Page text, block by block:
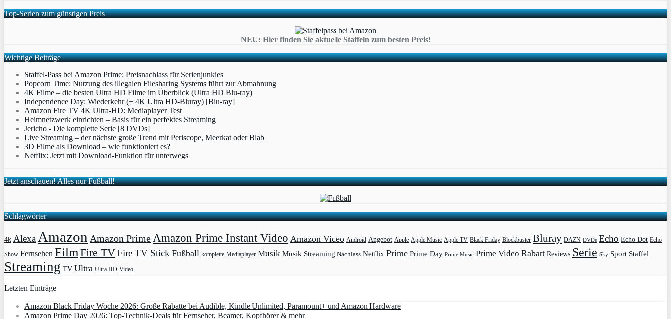
Top-Serien zum günstigen Preis
NEU: Hier finden Sie aktuelle Staffeln zum besten Preis!
Wichtige Beiträge
Staffel-Pass bei Amazon Prime: Preisnachlass für Serienjunkies
Popcorn Time: Nutzung des illegalen Filesharing Systems führt zur Abmahnung
4K Filme – die besten Ultra HD Filme im Überblick (Ultra HD Blu-ray)
Independence Day: Wiederkehr (+ 4K Ultra HD-Bluray) [Blu-ray]
Amazon Fire TV 4K Ultra-HD: Mediaplayer Test
Heimnetzwerk einrichten – Basis für ein perfektes Streaming
Jericho - Die komplette Serie [8 DVDs]
Live Streaming – der nächste große Trend mit Periscope, Meerkat oder Blab
3D Filme als Download – wie funktioniert es?
Netflix: Jetzt mit Download-Funktion für unterwegs
Jetzt anschauen! Alles nur Fußball!
Schlagwörter
4k AlexaAmazon Amazon PrimeAmazon Prime Instant Video Amazon Video Android Angebot Apple Apple Music Apple TV Black Friday Blockbuster Bluray DAZN DVDs Echo Echo Dot Echo
Show Fernsehen FilmFire TVFire TV Stick Fußball komplette Mediaplayer Musik Musik Streaming Nachlass Netflix Prime Prime Day Prime Music Prime Video Rabatt Reviews Serie Sky Sport Staffel
Streaming TV Ultra Ultra HD Video
Letzten Einträge
Amazon Black Friday Woche 2026: Große Rabatte bei Audible, Kindle Unlimited, Paramount+ und Amazon Hardware
Amazon Prime Day 2026: Top-Technik-Deals für Fernseher, Beamer, Kopfhörer & mehr